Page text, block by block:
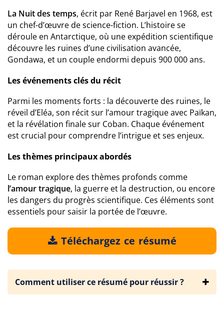
La Nuit des temps, écrit par René Barjavel en 1968, est
un chef-d’œuvre de science-fiction. L’histoire se
déroule en Antarctique, où une expédition scientifique
découvre les ruines d’une civilisation avancée,
Gondawa, et un couple endormi depuis 900 000 ans.
Les événements clés du récit
Parmi les moments forts : la découverte des ruines, le
réveil d’Eléa, son récit sur l’amour tragique avec Païkan,
et la révélation finale sur Coban. Chaque événement
est crucial pour comprendre l’intrigue et ses enjeux.
Les thèmes principaux abordés
Le roman explore des thèmes profonds comme
l’amour tragique, la guerre et la destruction, ou encore
les dangers du progrès scientifique. Ces éléments sont
essentiels pour saisir la portée de l’œuvre.
Téléchargez ce résumé
Comment utiliser ce résumé pour réussir ?